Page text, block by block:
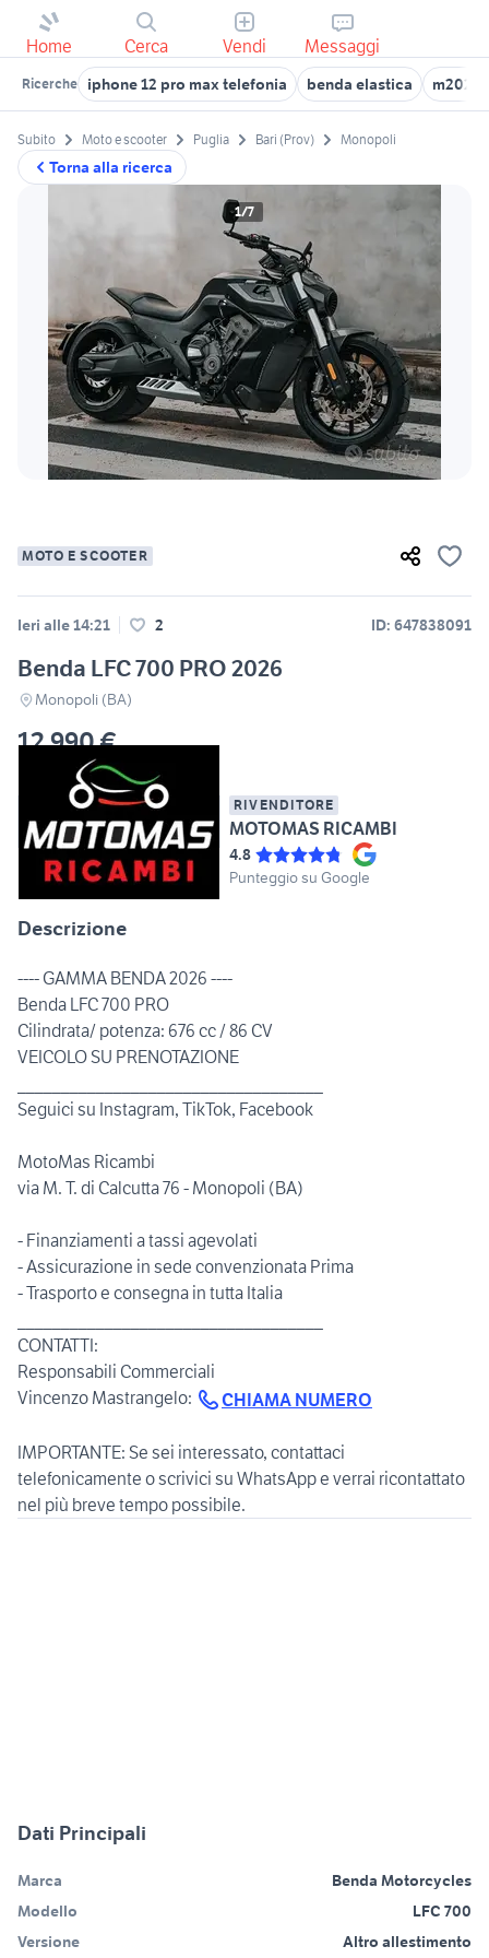
Home Cerca Vendi Messaggi
Ricerche iphone 12 pro max telefonia benda elastica m2026
Torna alla ricerca
Subito Moto e scooter Puglia Bari (Prov) Monopoli
1/7
MOTO E SCOOTER
Ieri alle 14:21 2 ID: 647838091
Benda LFC 700 PRO 2026
Monopoli (BA)
12.990 €
RIVENDITORE
MOTOMAS RICAMBI
4.8
Punteggio su Google
Descrizione
---- GAMMA BENDA 2026 ----
Benda LFC 700 PRO
Cilindrata/ potenza: 676 cc / 86 CV
VEICOLO SU PRENOTAZIONE
Seguici su Instagram, TikTok, Facebook
MotoMas Ricambi
via M. T. di Calcutta 76 - Monopoli (BA)
- Finanziamenti a tassi agevolati
- Assicurazione in sede convenzionata Prima
- Trasporto e consegna in tutta Italia
CONTATTI:
Responsabili Commerciali
Vincenzo Mastrangelo:
CHIAMA NUMERO
IMPORTANTE: Se sei interessato, contattaci
telefonicamente o scrivici su WhatsApp e verrai ricontattato
Dati Principali
Marca
Benda Motorcycles
Modello
LFC 700
Versione
Altro allestimento